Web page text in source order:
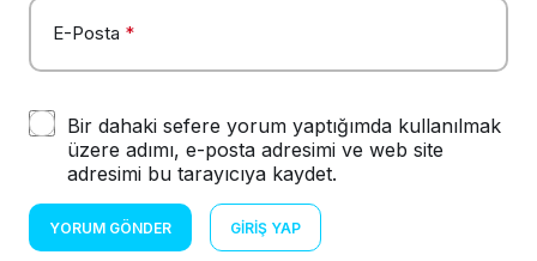
E-Posta *
Bir dahaki sefere yorum yaptığımda kullanılmak
üzere adımı, e-posta adresimi ve web site
adresimi bu tarayıcıya kaydet.
YORUM GÖNDER GIRIŞ YAP